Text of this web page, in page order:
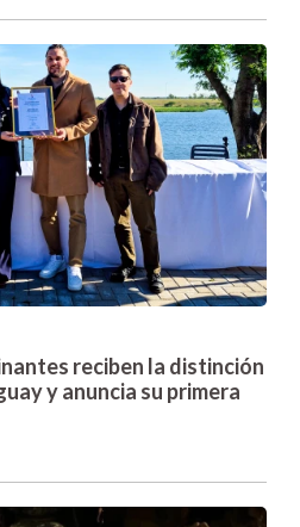
reciben la distinción
y anuncia su primera